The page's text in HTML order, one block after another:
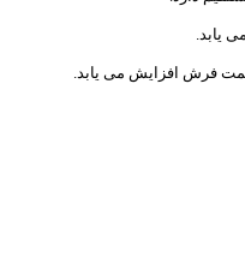
فرش افزایش می یابد.